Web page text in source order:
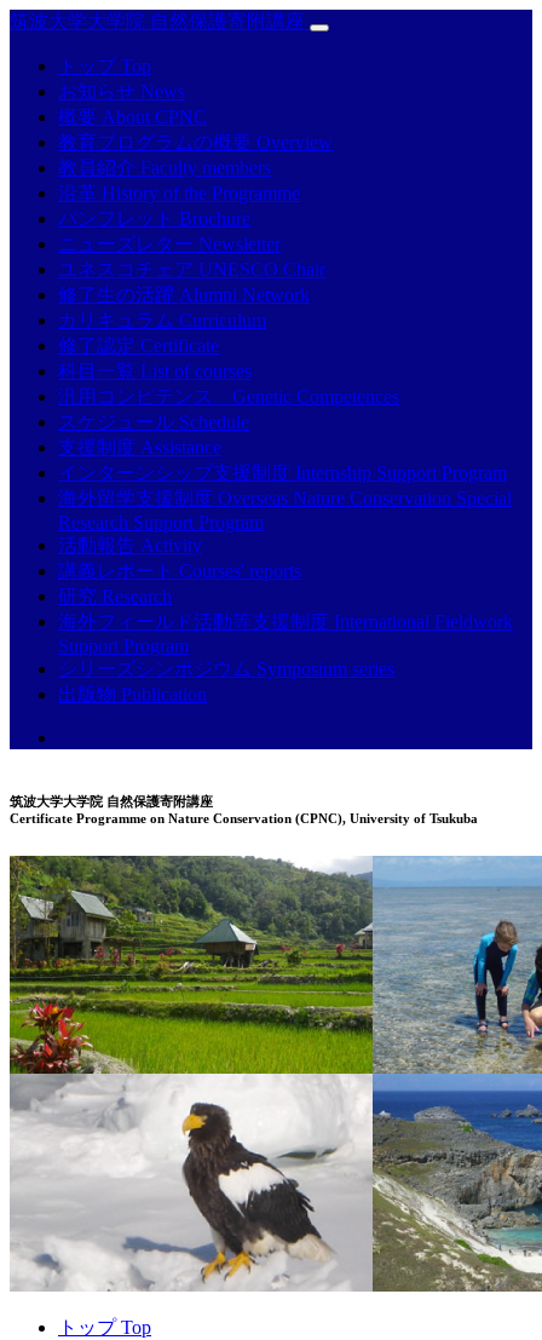
筑波大学大学院 自然保護寄附講座
トップ Top
お知らせ News
概要 About CPNC
教育プログラムの概要 Overview
教員紹介 Faculty members
沿革 History of the Programme
パンフレット Brochure
ニューズレター Newsletter
ユネスコチェア UNESCO Chair
修了生の活躍 Alumni Network
カリキュラム Curriculum
修了認定 Certificate
科目一覧 List of courses
汎用コンピテンス Genetic Competences
スケジュール Schedule
支援制度 Assistance
インターンシップ支援制度 Internship Support Program
海外留学支援制度 Overseas Nature Conservation Special
Research Support Program
活動報告 Activity
講義レポート Courses' reports
研究 Research
海外フィールド活動等支援制度 International Fieldwork
Support Program
シリーズシンポジウム Symposium series
出版物 Publication
筑波大学大学院 自然保護寄附講座
Certificate Programme on Nature Conservation (CPNC), University of Tsukuba
トップ Top